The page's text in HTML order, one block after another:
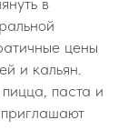
цены
и кальян.
паста и